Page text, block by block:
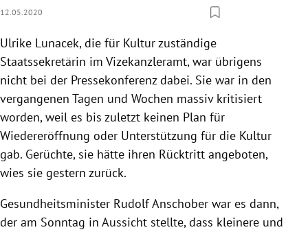
12.05.2020
Ulrike Lunacek, die für Kultur zuständige
Staatssekretärin im Vizekanzleramt, war übrigens
nicht bei der Pressekonferenz dabei. Sie war in den
vergangenen Tagen und Wochen massiv kritisiert
worden, weil es bis zuletzt keinen Plan für
Wiedereröffnung oder Unterstützung für die Kultur
gab. Gerüchte, sie hätte ihren Rücktritt angeboten,
wies sie gestern zurück.
Gesundheitsminister Rudolf Anschober war es dann,
der am Sonntag in Aussicht stellte, dass kleinere und